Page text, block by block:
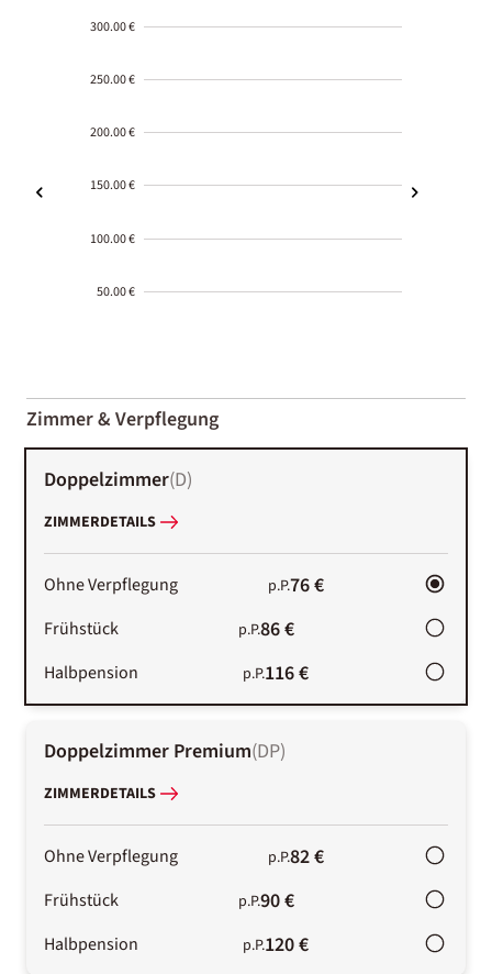
300.00 €
250.00 €
200.00 €
150.00 €
100.00 €
50.00 €
01-02
Zimmer & Verpflegung
Doppelzimmer(D)
ZIMMERDETAILS
Ohne Verpflegung p.P.76 €
Frühstück p.P.86 €
Halbpension p.P.116 €
Doppelzimmer Premium(DP)
ZIMMERDETAILS
Ohne Verpflegung p.P.82 €
Frühstück p.P.90 €
Halbpension p.P.120 €